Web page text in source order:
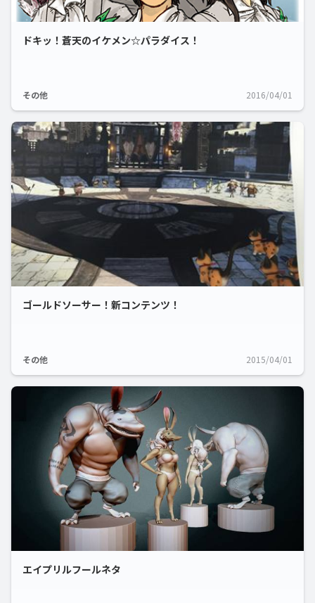
ドキッ！蒼天のイケメン☆パラダイス！
その他 2016/04/01
ゴールドソーサー！新コンテンツ！
その他 2015/04/01
エイプリルフールネタ